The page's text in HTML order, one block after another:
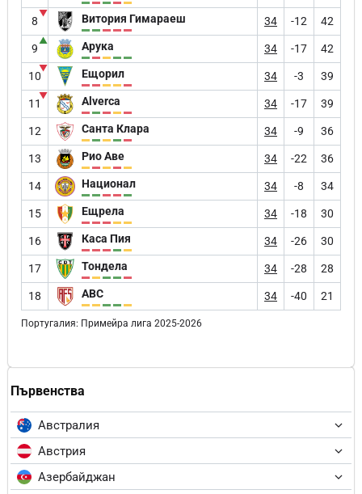
Първенства
Австралия
Австрия
Азербайджан
8
▼ Витория Гимараеш 34 -12 42
9
▲ Арука 34 -17 42
10
▼ Ещорил 34 -3 39
11
▼ Alverca 34 -17 39
12 Санта Клара 34 -9 36
13 Рио Аве 34 -22 36
14 Национал 34 -8 34
15 Ещрела 34 -18 30
16 Каса Пия 34 -26 30
17 Тондела 34 -28 28
18 АВС 34 -40 21
Португалия: Примейра лига 2025-2026